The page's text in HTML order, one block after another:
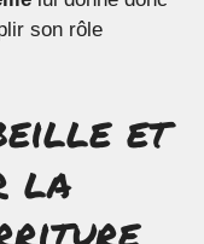
son rôle
et
la